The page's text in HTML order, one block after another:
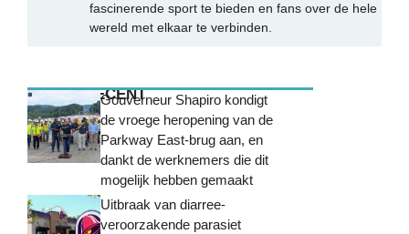
fascinerende sport te bieden en fans over de hele
wereld met elkaar te verbinden.
MEEST RECENTGouverneur Shapiro kondigt
de vroege heropening van de
Parkway East-brug aan, en
dankt de werknemers die dit
mogelijk hebben gemaakt
Uitbraak van diarree-
veroorzakende parasiet